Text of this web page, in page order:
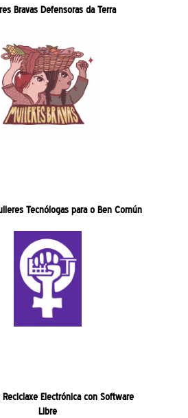
Bravas Defensoras da Terra
Tecnólogas para o Ben Común
Reciclaxe Electrónica con Software
Libre